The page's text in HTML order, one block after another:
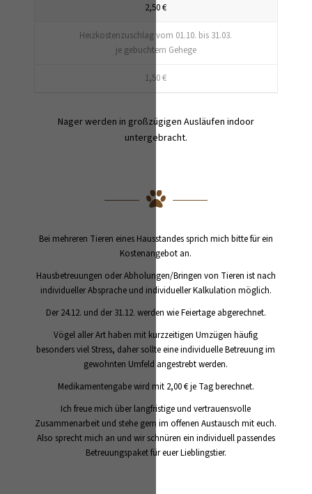
2,50 €
Heizkostenzuschlag vom 01.10. bis 31.03.
je gebuchtem Gehege
1,50 €
Nager werden in großzügigen Ausläufen indoor
untergebracht.
Bei mehreren Tieren eines Hausstandes sprich mich bitte für ein
Kostenangebot an.
Hausbetreuungen oder Abholungen/Bringen von Tieren ist nach
individueller Absprache und individueller Kalkulation möglich.
Der 24.12. und der 31.12. werden wie Feiertage abgerechnet.
Vögel aller Art haben mit kurzzeitigen Umzügen häufig
besonders viel Stress, daher sollte eine individuelle Betreuung im
gewohnten Umfeld angestrebt werden.
Medikamentengabe wird mit 2,00 € je Tag berechnet.
Ich freue mich über langfristige und vertrauensvolle
Zusammenarbeit und stehe gern im offenen Austausch mit euch.
Also sprecht mich an und wir schnüren ein individuell passendes
Betreuungspaket für euer Lieblingstier.